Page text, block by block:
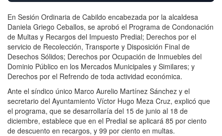
En Sesión Ordinaria de Cabildo encabezada por la alcaldesa
Daniela Griego Ceballos, se aprobó el Programa de Condonación
de Multas y Recargos del Impuesto Predial; Derechos por el
servicio de Recolección, Transporte y Disposición Final de
Desechos Sólidos; Derechos por Ocupación de Inmuebles del
Dominio Público en los Mercados Municipales y Similares; y
Derechos por el Refrendo de toda actividad económica.
Ante el síndico único Marco Aurelio Martínez Sánchez y el
secretario del Ayuntamiento Víctor Hugo Meza Cruz, explicó que
el programa, que se desarrollaría del 15 de junio al 18 de
diciembre, establece que en el Predial se aplicará 85 por ciento
de descuento en recargos, y 99 por ciento en multas.